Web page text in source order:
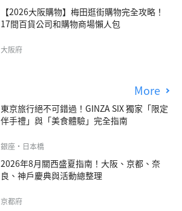
【2026大阪購物】梅田逛街購物完全攻略！
17間百貨公司和購物商場懶人包
大阪府
More
東京旅行絕不可錯過！GINZA SIX 獨家「限定
伴手禮」與「美食體驗」完全指南
銀座・日本橋
2026年8月關西盛夏指南！大阪、京都、奈
良、神戶慶典與活動總整理
京都府